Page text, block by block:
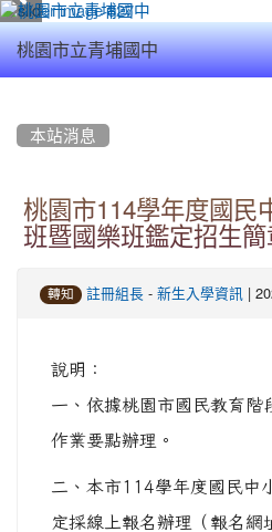
桃園市立青埔國中
本站消息
桃園市114學年度國民
班暨國樂班鑑定招生
轉知 註冊組長 - 新生入學資訊 |
說明：
一、依據桃園市國民教育階
作業要點辦理。
二、本市114學年度國民中
定採線上報名辦理（報名網